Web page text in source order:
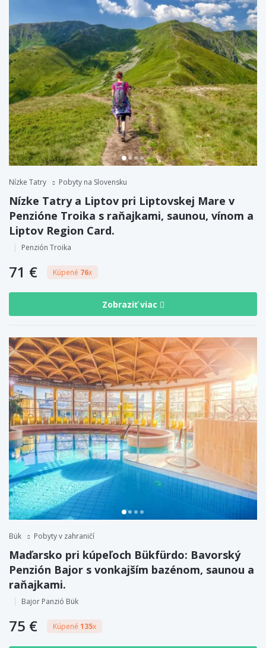
Nízke Tatry Pobyty na Slovensku
Nízke Tatry a Liptov pri Liptovskej Mare v
Penzióne Troika s raňajkami, saunou, vínom a
Liptov Region Card.
Penzión Troika
71 € Kúpené 76x
Zobraziť viac
Bük Pobyty v zahraničí
Maďarsko pri kúpeľoch Bükfürdo: Bavorský
Penzión Bajor s vonkajším bazénom, saunou a
raňajkami.
Bajor Panzió Bük
75 € Kúpené 135x